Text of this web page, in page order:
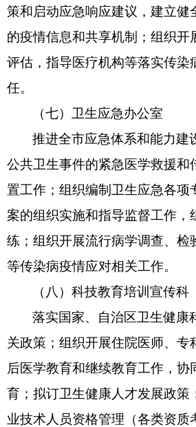
策和启动应急响应建议，建立健
的疫情信息和共享机制；组织开
评估，指导医疗机构等落实传染
任。
（七）卫生应急办公室
推进全市应急体系和能力建
公共卫生事件的紧急医学救援和
置工作；组织编制卫生应急各项
案的组织实施和指导监督工作，
练；组织开展流行病学调查、检
等传染病疫情应对相关工作。
（八）科技教育培训宣传科
落实国家、自治区卫生健康
关政策；组织开展住院医师、专
后医学教育和继续教育工作，协
育；拟订卫生健康人才发展政策
业技术人员资格管理（各类资质